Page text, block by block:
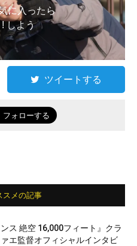
に入ったら
しよう
ツイートする
スメの記事
ンス 絶空 16,000フィート』クラ
エ監督オフィシャルインタビ